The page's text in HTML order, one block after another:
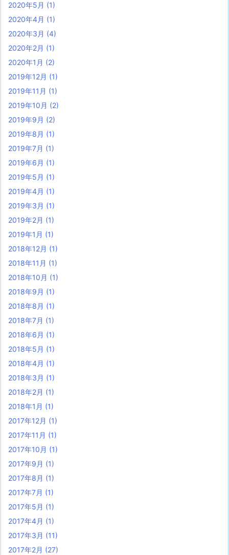
2020年5月 (1)
2020年4月 (1)
2020年3月 (4)
2020年2月 (1)
2020年1月 (2)
2019年12月 (1)
2019年11月 (1)
2019年10月 (2)
2019年9月 (2)
2019年8月 (1)
2019年7月 (1)
2019年6月 (1)
2019年5月 (1)
2019年4月 (1)
2019年3月 (1)
2019年2月 (1)
2019年1月 (1)
2018年12月 (1)
2018年11月 (1)
2018年10月 (1)
2018年9月 (1)
2018年8月 (1)
2018年7月 (1)
2018年6月 (1)
2018年5月 (1)
2018年4月 (1)
2018年3月 (1)
2018年2月 (1)
2018年1月 (1)
2017年12月 (1)
2017年11月 (1)
2017年10月 (1)
2017年9月 (1)
2017年8月 (1)
2017年7月 (1)
2017年5月 (1)
2017年4月 (1)
2017年3月 (11)
2017年2月 (27)